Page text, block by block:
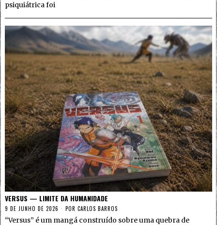
psiquiátrica foi
VERSUS — LIMITE DA HUMANIDADE
9 DE JUNHO DE 2026 POR CARLOS BARROS
“Versus” é um mangá construído sobre uma quebra de